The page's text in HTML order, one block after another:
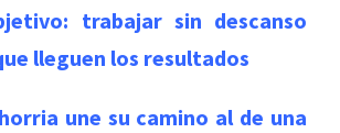
trabajar sin descanso
lleguen los resultados
une su camino al de una